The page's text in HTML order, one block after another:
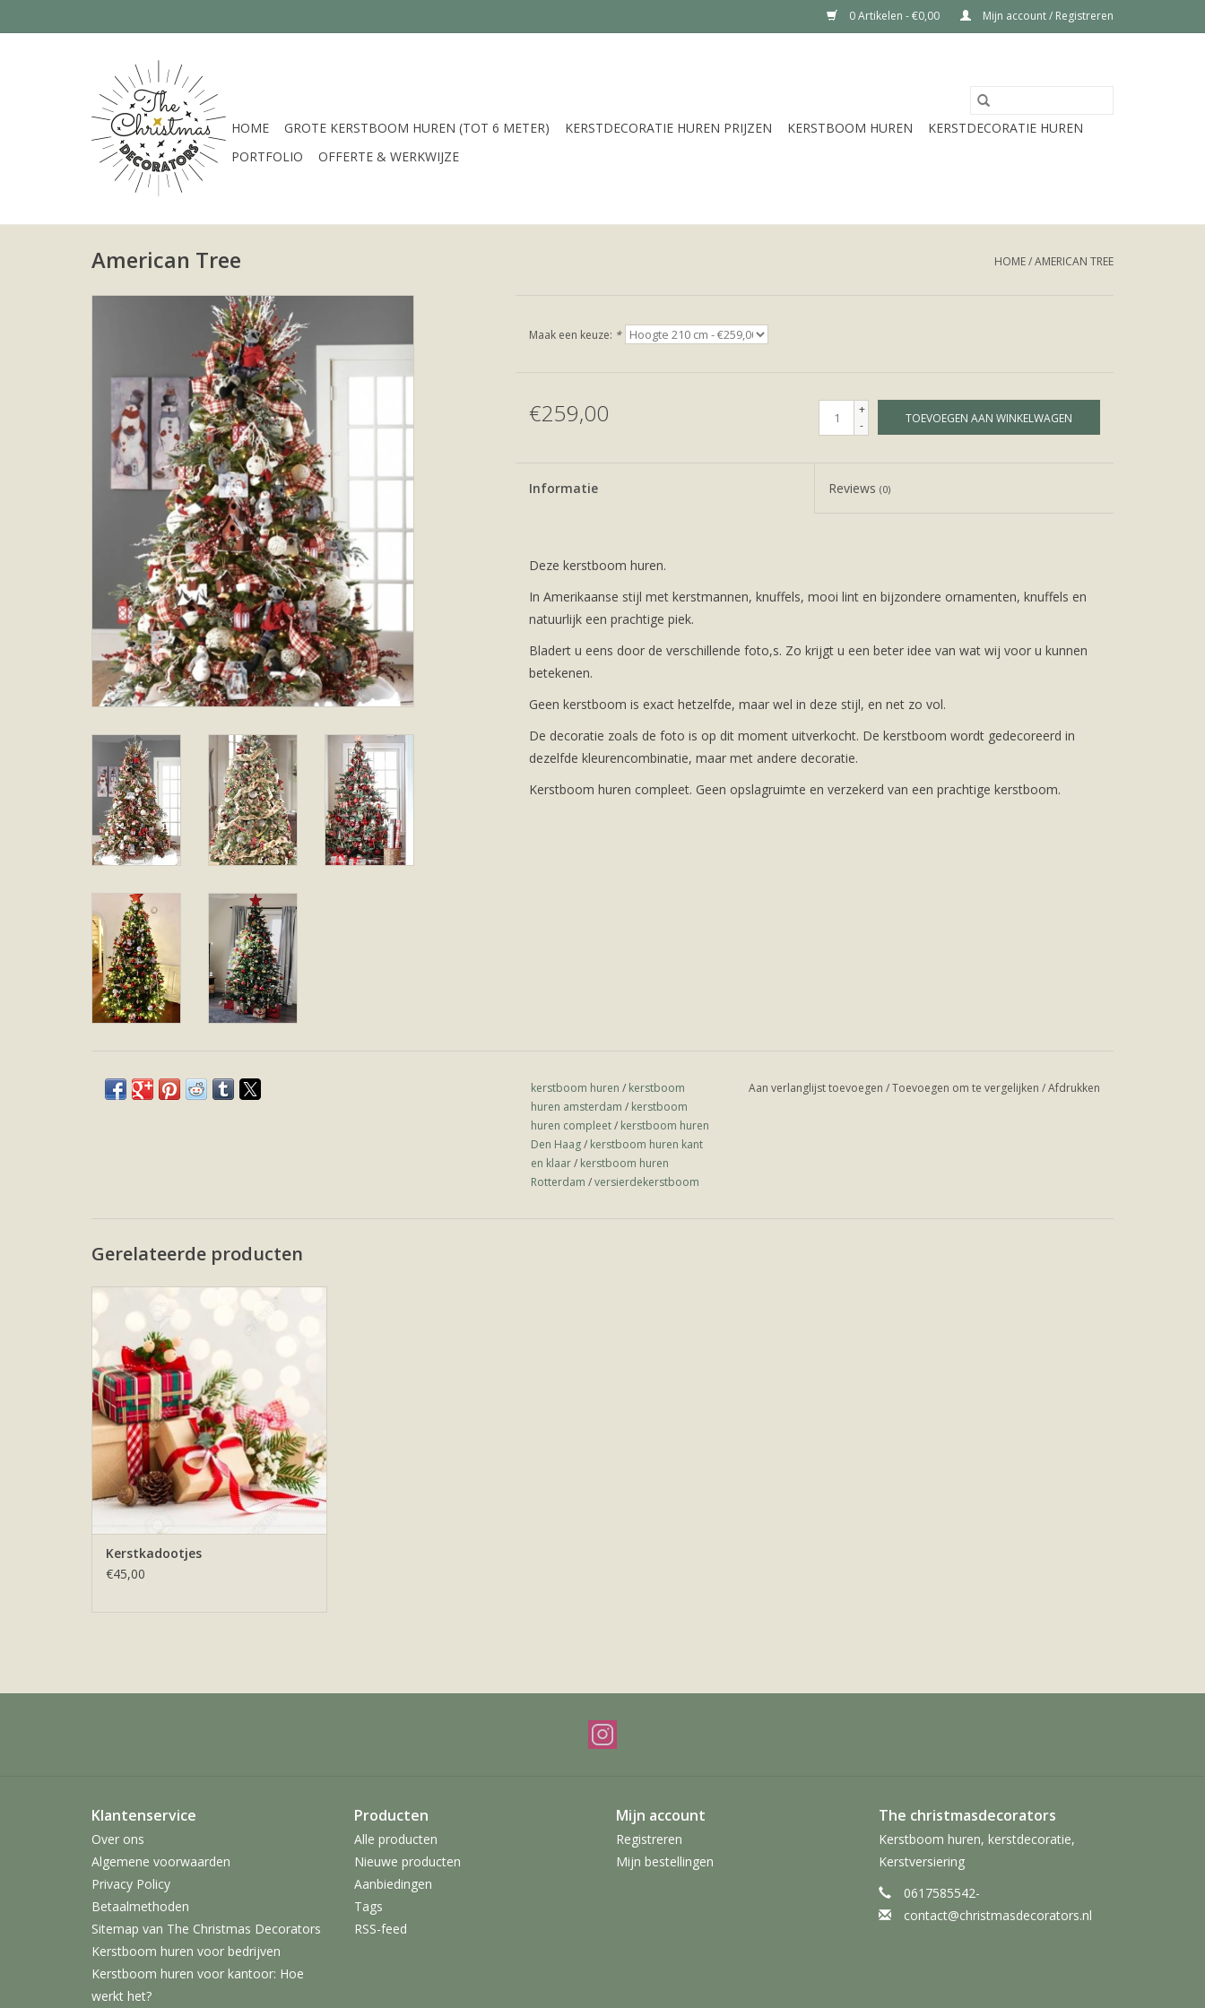
0 Artikelen - €0,00 Mijn account / Registreren
HOME GROTE KERSTBOOM HUREN (TOT 6 METER) KERSTDECORATIE HUREN PRIJZEN KERSTBOOM HUREN
KERSTDECORATIE HUREN
PORTFOLIO
OFFERTE & WERKWIJZE
American Tree HOME/AMERICAN TREE
Maak een keuze: *
€259,00
+
-
TOEVOEGEN AAN WINKELWAGEN
Informatie Reviews(0)
Deze kerstboom huren.
In Amerikaanse stijl met kerstmannen, knuffels, mooi lint en bijzondere ornamenten, knuffels en
natuurlijk een prachtige piek.
Bladert u eens door de verschillende foto,s. Zo krijgt u een beter idee van wat wij voor u kunnen
betekenen.
Geen kerstboom is exact hetzelfde, maar wel in deze stijl, en net zo vol.
De decoratie zoals de foto is op dit moment uitverkocht. De kerstboom wordt gedecoreerd in
dezelfde kleurencombinatie, maar met andere decoratie.
Kerstboom huren compleet. Geen opslagruimte en verzekerd van een prachtige kerstboom.
kerstboom huren / kerstboom
huren amsterdam / kerstboom
huren compleet/ kerstboom huren
Den Haag/ kerstboom huren kant
en klaar/ kerstboom huren
Rotterdam /versierdekerstboom
Aan verlanglijst toevoegen /Toevoegen om te vergelijken /Afdrukken
Gerelateerde producten
Kerstcadeautjes onder de kerstboom.
TOEVOEGEN AAN WINKELWAGEN
Kerstkadootjes
€45,00
Klantenservice
Over ons
Algemene voorwaarden
Privacy Policy
Betaalmethoden
Sitemap van The Christmas Decorators
Kerstboom huren voor bedrijven
Kerstboom huren voor kantoor: Hoe
werkt het?
Producten
Alle producten
Nieuwe producten
Aanbiedingen
Tags
RSS-feed
Mijn account
Registreren
Mijn bestellingen
The christmasdecorators
Kerstboom huren, kerstdecoratie,
Kerstversiering
0617585542-
contact@christmasdecorators.nl